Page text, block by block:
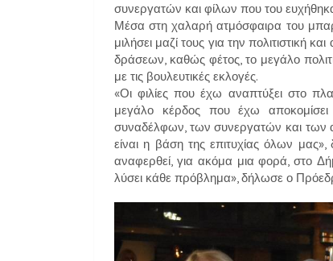
συνεργατών και φίλων που του
Μέσα στη χαλαρή ατμόσφαιρα του μπαρ
μιλήσει μαζί τους για την πολιτιστική
δράσεων, καθώς φέτος, το μεγάλο
με τις βουλευτικές εκλογές.
«Οι φιλίες που έχω αναπτύξει στο
μεγάλο κέρδος που έχω
συναδέλφων, των συνεργατών και των
είναι η βάση της επιτυχίας όλων
αναφερθεί, για ακόμα μια φορά, στο
λύσει κάθε πρόβλημα», δήλωσε ο